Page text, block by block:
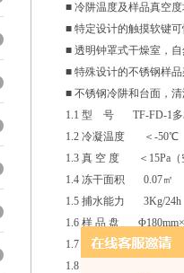
■ 冷阱温度及样品真空
■ 特定设计的触摸软键
■ 透明钟罩式干燥室，
■ 特殊设计的不锈钢样
■ 不锈钢冷阱和台面，
1.1 型 号 TF-FD-1多
1.2 冷凝温度 ＜-50℃
1.3 真 空 度 ＜15Pa（
1.4 冻干面积 0.07㎡
1.5 捕水能力 3Kg/24h
1.6 样 品 盘
1.7 电源要求 220V
1.8 功 率 1100W